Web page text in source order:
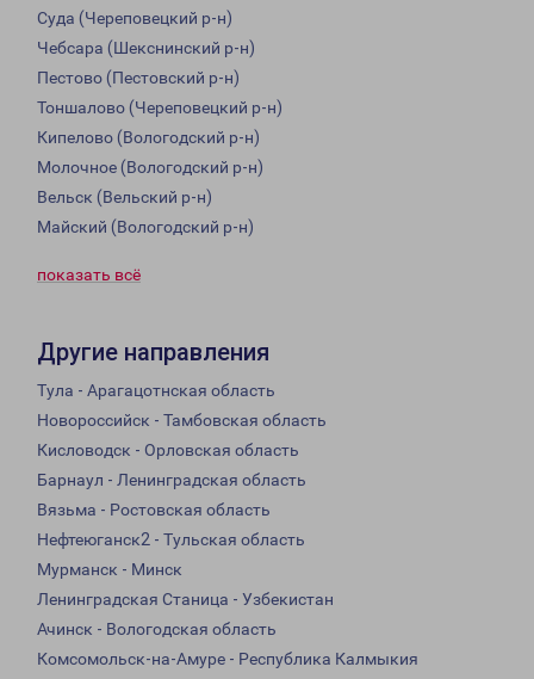
Суда (Череповецкий р-н)
Чебсара (Шекснинский р-н)
Пестово (Пестовский р-н)
Тоншалово (Череповецкий р-н)
Кипелово (Вологодский р-н)
Молочное (Вологодский р-н)
Вельск (Вельский р-н)
Майский (Вологодский р-н)
показать всё
Другие направления
Тула - Арагацотнская область
Новороссийск - Тамбовская область
Кисловодск - Орловская область
Барнаул - Ленинградская область
Вязьма - Ростовская область
Нефтеюганск2 - Тульская область
Мурманск - Минск
Ленинградская Станица - Узбекистан
Ачинск - Вологодская область
Комсомольск-на-Амуре - Республика Калмыкия